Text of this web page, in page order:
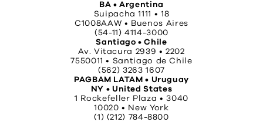
BA • Argentina
Suipacha 1111 • 18
C1008AAW • Buenos Aires
(54-11) 4114-3000
Santiago • Chile
Av. Vitacura 2939 • 2202
7550011 • Santiago de Chile
(562) 3263 1607
PAGBAM LATAM • Uruguay
NY • United States
1 Rockefeller Plaza • 3040
10020 • New York
(1) (212) 784-8800